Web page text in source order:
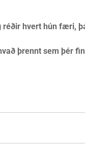
réðir hvert hún færi,
þrennt sem þér